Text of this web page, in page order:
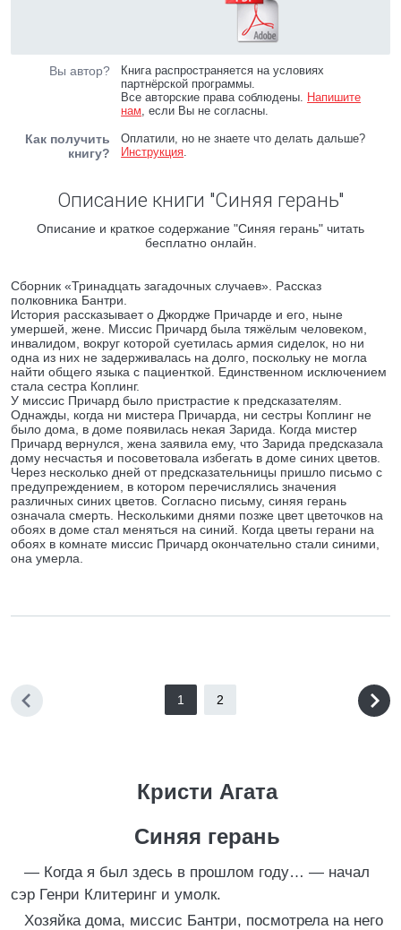
Вы автор?
Книга распространяется на условиях
партнёрской программы.
Все авторские права соблюдены. Напишите
нам, если Вы не согласны.
Как получить
книгу?
Оплатили, но не знаете что делать дальше?
Инструкция.
Описание книги "Синяя герань"
Описание и краткое содержание "Синяя герань" читать
бесплатно онлайн.
Сборник «Тринадцать загадочных случаев». Рассказ
полковника Бантри.
История рассказывает о Джордже Причарде и его, ныне
умершей, жене. Миссис Причард была тяжёлым человеком,
инвалидом, вокруг которой суетилась армия сиделок, но ни
одна из них не задерживалась на долго, поскольку не могла
найти общего языка с пациенткой. Единственном исключением
стала сестра Коплинг.
У миссис Причард было пристрастие к предсказателям.
Однажды, когда ни мистера Причарда, ни сестры Коплинг не
было дома, в доме появилась некая Зарида. Когда мистер
Причард вернулся, жена заявила ему, что Зарида предсказала
дому несчастья и посоветовала избегать в доме синих цветов.
Через несколько дней от предсказательницы пришло письмо с
предупреждением, в котором перечислялись значения
различных синих цветов. Согласно письму, синяя герань
означала смерть. Несколькими днями позже цвет цветочков на
обоях в доме стал меняться на синий. Когда цветы герани на
обоях в комнате миссис Причард окончательно стали синими,
она умерла.
1 2
Кристи Агата
Синяя герань
— Когда я был здесь в прошлом году… — начал
сэр Генри Клитеринг и умолк.
Хозяйка дома, миссис Бантри, посмотрела на него